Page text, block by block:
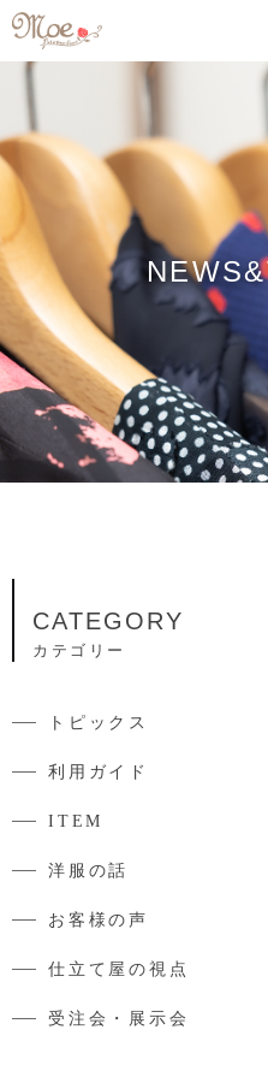
CATEGORY
カテゴリー
トピックス
利用ガイド
ITEM
洋服の話
お客様の声
仕立て屋の視点
受注会・展示会